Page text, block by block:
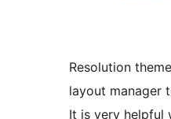
Resolution
layout manager
It is very helpful